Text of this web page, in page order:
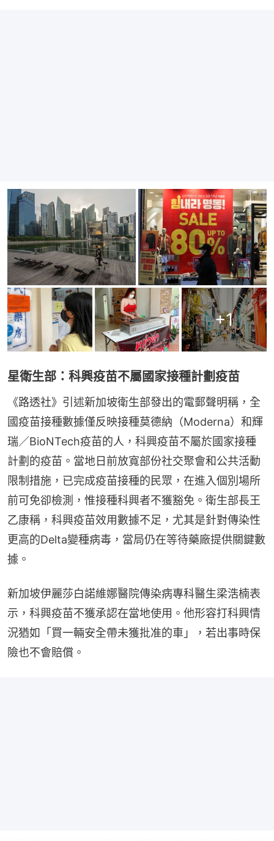
+1
星衛生部：科興疫苗不屬國家接種計劃疫苗
《路透社》引述新加坡衛生部發出的電郵聲明稱，全
國疫苗接種數據僅反映接種莫德納（Moderna）和輝
瑞／BioNTech疫苗的人，科興疫苗不屬於國家接種
計劃的疫苗。當地日前放寬部份社交聚會和公共活動
限制措施，已完成疫苗接種的民眾，在進入個別場所
前可免卻檢測，惟接種科興者不獲豁免。衛生部長王
乙康稱，科興疫苗效用數據不足，尤其是針對傳染性
更高的Delta變種病毒，當局仍在等待藥廠提供關鍵數
據。
新加坡伊麗莎白諾維娜醫院傳染病專科醫生梁浩楠表
示，科興疫苗不獲承認在當地使用。他形容打科興情
況猶如「買一輛安全帶未獲批准的車」，若出事時保
險也不會賠償。